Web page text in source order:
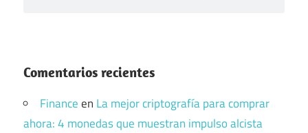
Comentarios recientes
Financeen La mejor criptografía para comprar
ahora: 4 monedas que muestran impulso alcista